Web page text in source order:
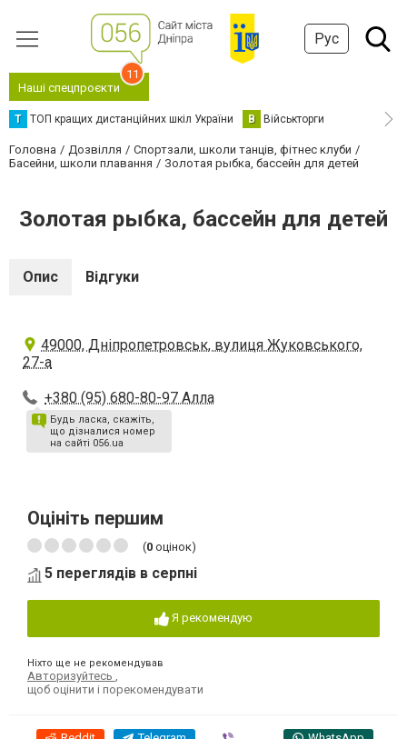
Рус
Наші спецпроєкти
11
Т ТОП кращих дистанційних шкіл України В Військторги
Головна Дозвілля
Спортзали, школи танців, фітнес клуби
Басейни, школи плавання
Золотая рыбка, бассейн для детей
Золотая рыбка, бассейн для детей
Опис Відгуки
49000, Дніпропетровськ, вулиця Жуковського,
27-а
+380 (95) 680-80-97 Алла
Будь ласка, скажіть,
що дізналися номер
на сайті 056.ua
Оцініть першим
(0 оцінок)
5 переглядів в серпні
Я рекомендую
Ніхто ще не рекомендував
Авторизуйтесь
щоб оцінити і порекомендувати